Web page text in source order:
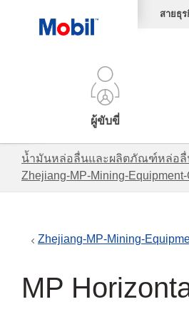
สายธุร
ผู้ขับขี่
น้ำมันหล่อลื่นและผลิตภัณฑ์หล่อลื่น
Zhejiang-MP-Mining-
Zhejiang-MP-Mining-
MP